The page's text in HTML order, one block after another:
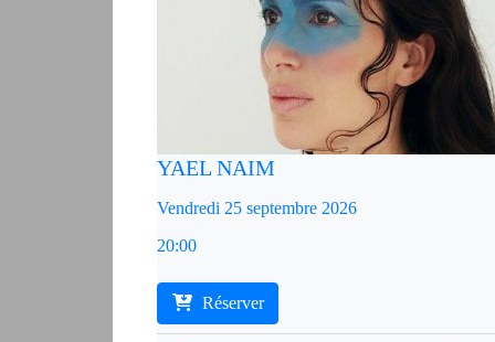
YAEL NAIM
Vendredi 25 septembre 2026
20:00
Réserver